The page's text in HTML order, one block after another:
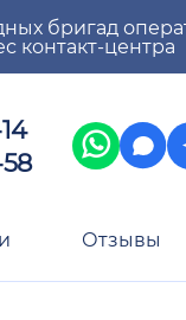
бригад
контакт-центра
Отзывы